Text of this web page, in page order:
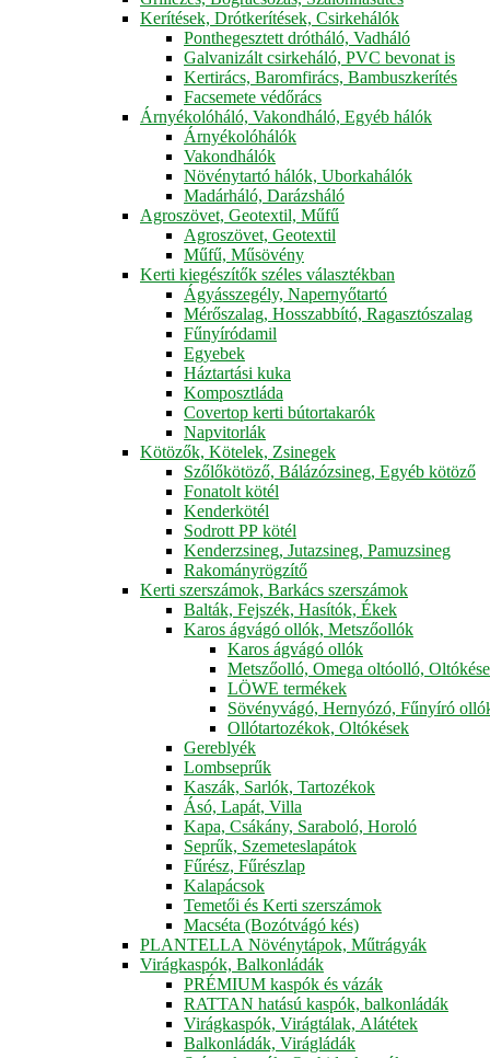
Kerítések, Drótkerítések, Csirkehálók
Ponthegesztett drótháló, Vadháló
Galvanizált csirkeháló, PVC bevonat is
Kertirács, Baromfirács, Bambuszkerítés
Facsemete védőrács
Árnyékolóháló, Vakondháló, Egyéb hálók
Árnyékolóhálók
Vakondhálók
Növénytartó hálók, Uborkahálók
Madárháló, Darázsháló
Agroszövet, Geotextil, Műfű
Agroszövet, Geotextil
Műfű, Műsövény
Kerti kiegészítők széles választékban
Ágyásszegély, Napernyőtartó
Mérőszalag, Hosszabbító, Ragasztószalag
Fűnyíródamil
Egyebek
Háztartási kuka
Komposztláda
Covertop kerti bútortakarók
Napvitorlák
Kötözők, Kötelek, Zsinegek
Szőlőkötöző, Bálázózsineg, Egyéb kötöző
Fonatolt kötél
Kenderkötél
Sodrott PP kötél
Kenderzsineg, Jutazsineg, Pamuzsineg
Rakományrögzítő
Kerti szerszámok, Barkács szerszámok
Balták, Fejszék, Hasítók, Ékek
Karos ágvágó ollók, Metszőollók
Karos ágvágó ollók
Metszőolló, Omega oltóolló,
LÖWE termékek
Sövényvágó, Hernyózó, Fűnyíró
Ollótartozékok, Oltókések
Gereblyék
Lombseprűk
Kaszák, Sarlók, Tartozékok
Ásó, Lapát, Villa
Kapa, Csákány, Saraboló, Horoló
Seprűk, Szemeteslapátok
Fűrész, Fűrészlap
Kalapácsok
Temetői és Kerti szerszámok
Macséta (Bozótvágó kés)
PLANTELLA Növénytápok, Műtrágyák
Virágkaspók, Balkonládák
PRÉMIUM kaspók és vázák
RATTAN hatású kaspók, balkonládák
Virágkaspók, Virágtálak, Alátétek
Balkonládák, Virágládák